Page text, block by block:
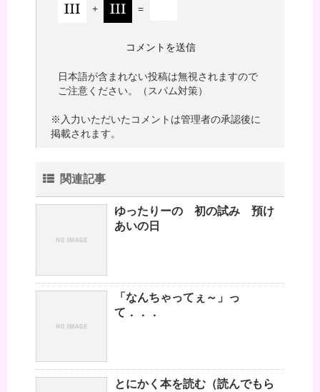
+ =
日本語が含まれない投稿は無視されますので
ご注意ください。（スパム対策）
※入力いただいたコメントは管理者の承認後に
掲載されます。
関連記事
ゆったりーの 初の試み 預け
あいの日
「なんちゃってぇ～」っ
て．．．
とにかく本を読む（読んでもら